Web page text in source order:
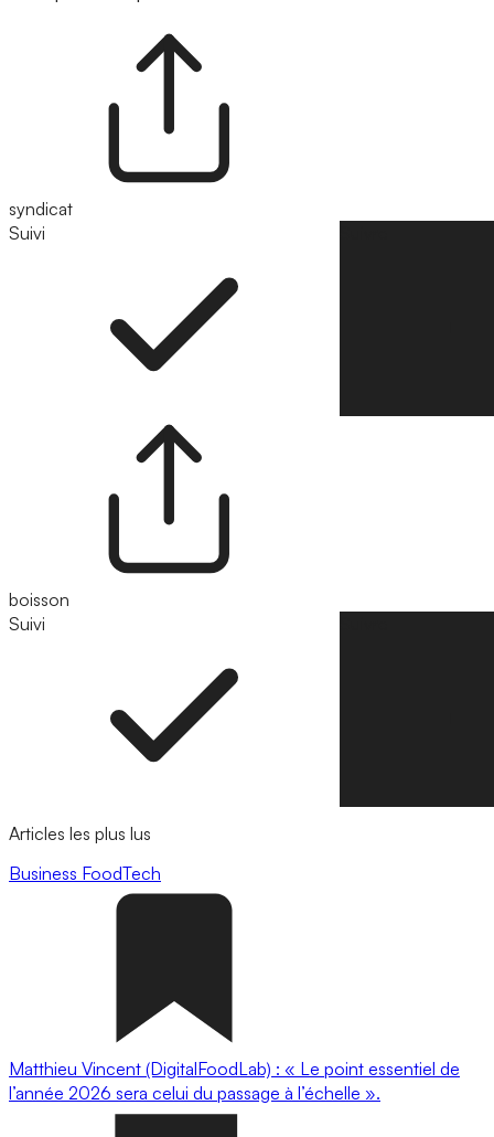
syndicat
Suivi
boisson
Suivi
Articles les plus lus
Business FoodTech
Matthieu Vincent (DigitalFoodLab) : « Le point essentiel de
l’année 2026 sera celui du passage à l’échelle ».